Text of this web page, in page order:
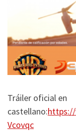
Tráiler oficial en
castellano:
Vcovqc